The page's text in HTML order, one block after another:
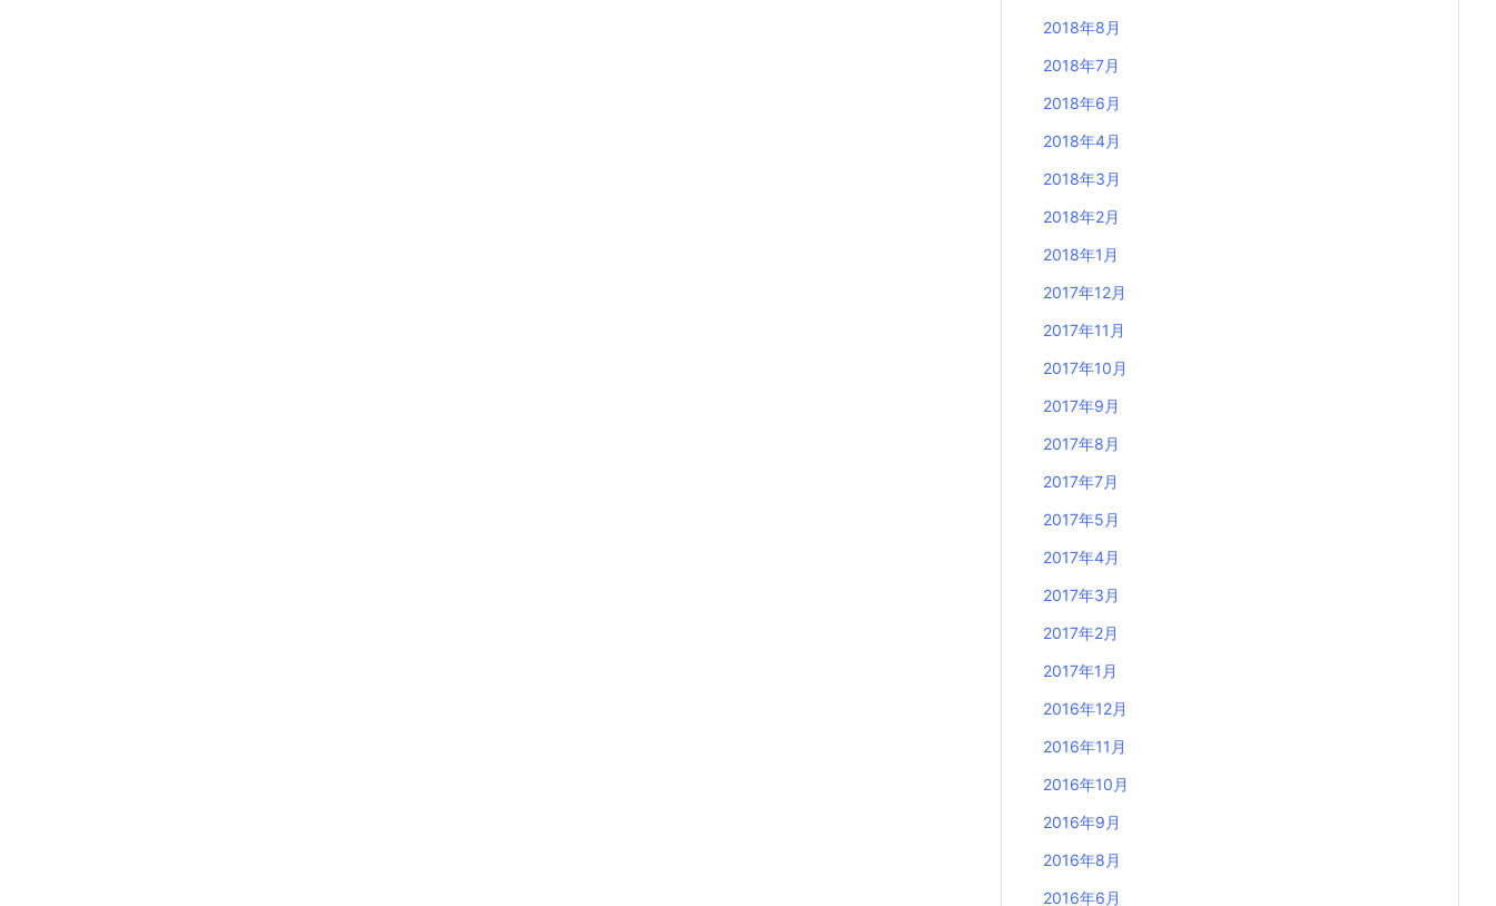
2018年8月
2018年7月
2018年6月
2018年4月
2018年3月
2018年2月
2018年1月
2017年12月
2017年11月
2017年10月
2017年9月
2017年8月
2017年7月
2017年5月
2017年4月
2017年3月
2017年2月
2017年1月
2016年12月
2016年11月
2016年10月
2016年9月
2016年8月
2016年6月